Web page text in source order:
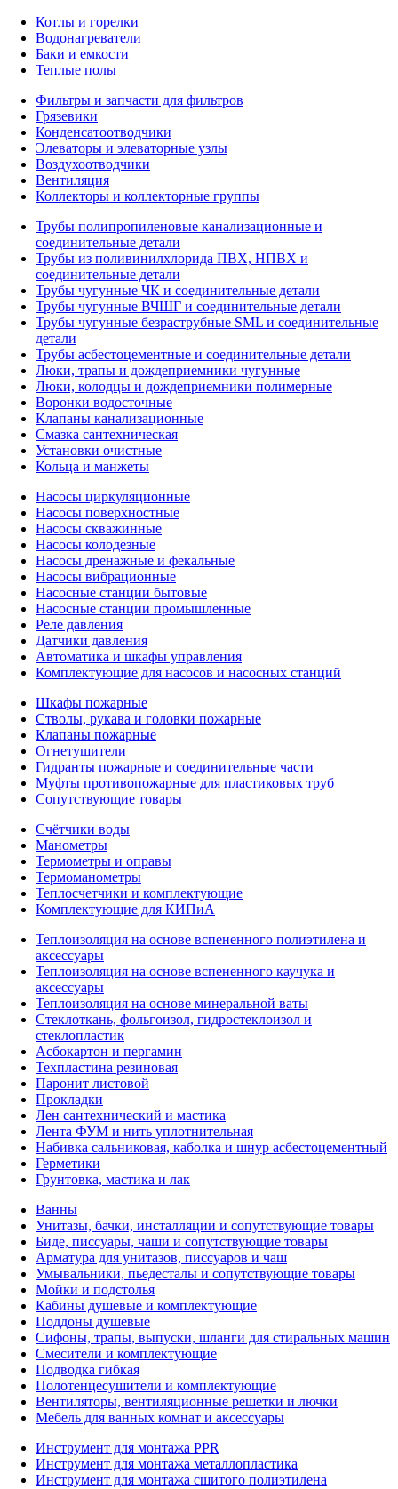
Котлы и горелки
Водонагреватели
Баки и емкости
Теплые полы
Фильтры и запчасти для фильтров
Грязевики
Конденсатоотводчики
Элеваторы и элеваторные узлы
Воздухоотводчики
Вентиляция
Коллекторы и коллекторные группы
Трубы полипропиленовые канализационные и
соединительные детали
Трубы из поливинилхлорида ПВХ, НПВХ и
соединительные детали
Трубы чугунные ЧК и соединительные детали
Трубы чугунные ВЧШГ и соединительные детали
Трубы чугунные безраструбные SML и соединительные
детали
Трубы асбестоцементные и соединительные детали
Люки, трапы и дождеприемники чугунные
Люки, колодцы и дождеприемники полимерные
Воронки водосточные
Клапаны канализационные
Смазка сантехническая
Установки очистные
Кольца и манжеты
Насосы циркуляционные
Насосы поверхностные
Насосы скважинные
Насосы колодезные
Насосы дренажные и фекальные
Насосы вибрационные
Насосные станции бытовые
Насосные станции промышленные
Реле давления
Датчики давления
Автоматика и шкафы управления
Комплектующие для насосов и насосных станций
Шкафы пожарные
Стволы, рукава и головки пожарные
Клапаны пожарные
Огнетушители
Гидранты пожарные и соединительные части
Муфты противопожарные для пластиковых труб
Сопутствующие товары
Счётчики воды
Манометры
Термометры и оправы
Термоманометры
Теплосчетчики и комплектующие
Комплектующие для КИПиА
Теплоизоляция на основе вспененного полиэтилена и
аксессуары
Теплоизоляция на основе вспененного каучука и
аксессуары
Теплоизоляция на основе минеральной ваты
Стеклоткань, фольгоизол, гидростеклоизол и
стеклопластик
Асбокартон и пергамин
Техпластина резиновая
Паронит листовой
Прокладки
Лен сантехнический и мастика
Лента ФУМ и нить уплотнительная
Набивка сальниковая, каболка и шнур асбестоцементный
Герметики
Грунтовка, мастика и лак
Ванны
Унитазы, бачки, инсталляции и сопутствующие товары
Биде, писсуары, чаши и сопутствующие товары
Арматура для унитазов, писсуаров и чаш
Умывальники, пьедесталы и сопутствующие товары
Мойки и подстолья
Кабины душевые и комплектующие
Поддоны душевые
Сифоны, трапы, выпуски, шланги для стиральных машин
Смесители и комплектующие
Подводка гибкая
Полотенцесушители и комплектующие
Вентиляторы, вентиляционные решетки и лючки
Мебель для ванных комнат и аксессуары
Инструмент для монтажа PPR
Инструмент для монтажа металлопластика
Инструмент для монтажа сшитого полиэтилена